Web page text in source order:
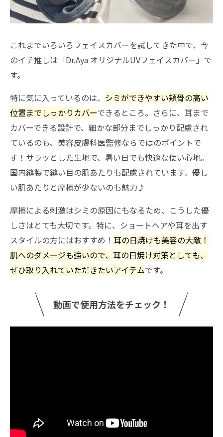
これまでいろいろフェイスカバーを試してきた中で、今
のイチ推しは「Dr.Aya オリジナルUVフェイスカバー」で
す。
特に気に入っているのは、 シミができやすい頬骨の高い
位置までしっかりカバーできるところ。さらに、耳まで
カバーできる設計で、細かな部分までしっかり配慮され
ているのも、美容皮膚科医監修ならではのポイントで
す！サラッとした生地で、暑い日でも快適な使い心地。
国内縫製で縫い目の肌あたりも配慮されています。優し
い肌あたりと摩擦が少ないのも魅力♪
摩擦による刺激はシミの原因にもなるため、こうした優
しさはとても大切です。特に、ショートヘアや耳を出す
スタイルの方にはおすすめ！ 耳の日焼けも美容の大敵！
肌へのダメージも強いので、耳の日焼け対策としても、
ぜひ取り入れていただきたいアイテムです。
動画で使用方法をチェック！